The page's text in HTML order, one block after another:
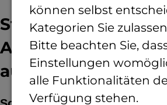
Startschuss -
Ausstellung
auf Reisen
können selbst
Kategorien Sie
Bitte beachten Sie,
Einstellungen
alle Funktionalitäten
Verfügung stehen.